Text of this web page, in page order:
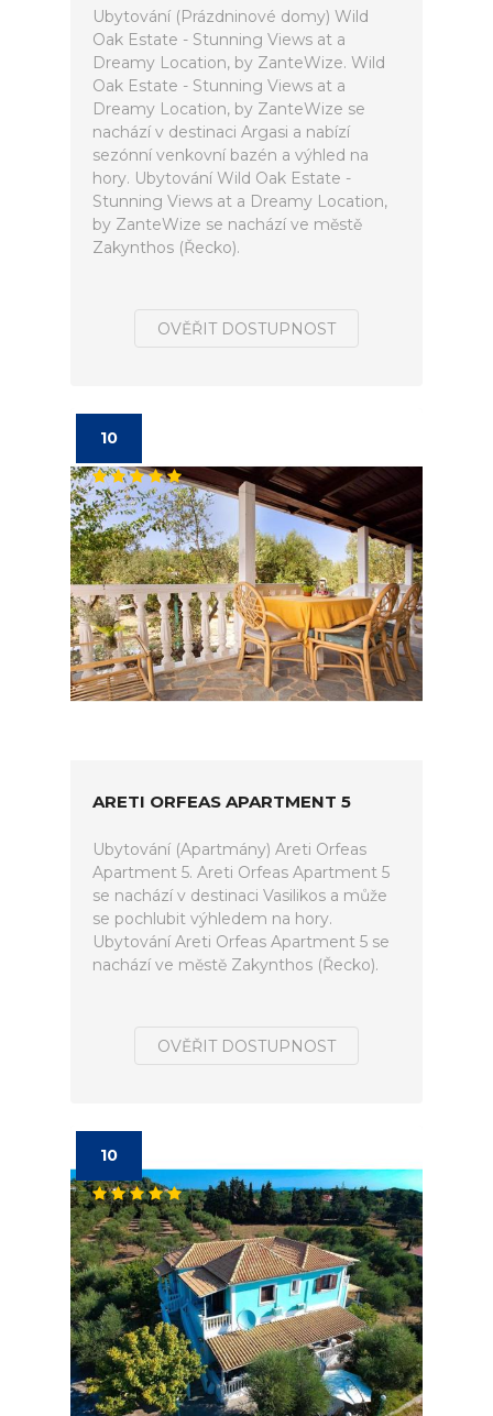
Ubytování (Prázdninové domy) Wild
Oak Estate - Stunning Views at a
Dreamy Location, by ZanteWize. Wild
Oak Estate - Stunning Views at a
Dreamy Location, by ZanteWize se
nachází v destinaci Argasi a nabízí
sezónní venkovní bazén a výhled na
hory. Ubytování Wild Oak Estate -
Stunning Views at a Dreamy Location,
by ZanteWize se nachází ve městě
Zakynthos (Řecko).
OVĚŘIT DOSTUPNOST
10
ARETI ORFEAS APARTMENT 5
Ubytování (Apartmány) Areti Orfeas
Apartment 5. Areti Orfeas Apartment 5
se nachází v destinaci Vasilikos a může
se pochlubit výhledem na hory.
Ubytování Areti Orfeas Apartment 5 se
nachází ve městě Zakynthos (Řecko).
OVĚŘIT DOSTUPNOST
10